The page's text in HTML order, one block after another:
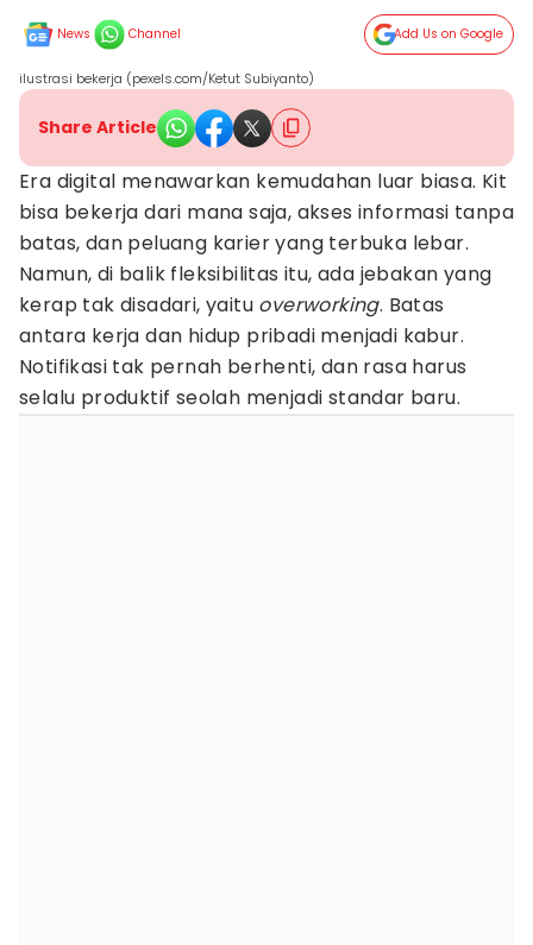
News Channel Add Us on Google
ilustrasi bekerja (pexels.com/Ketut Subiyanto)
Share Article
Era digital menawarkan kemudahan luar biasa. Kit
bisa bekerja dari mana saja, akses informasi tanpa
batas, dan peluang karier yang terbuka lebar.
Namun, di balik fleksibilitas itu, ada jebakan yang
kerap tak disadari, yaitu overworking. Batas
antara kerja dan hidup pribadi menjadi kabur.
Notifikasi tak pernah berhenti, dan rasa harus
selalu produktif seolah menjadi standar baru.